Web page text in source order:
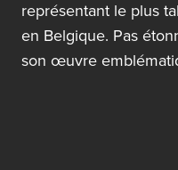
représentant le plus
en Belgique. Pas
son œuvre